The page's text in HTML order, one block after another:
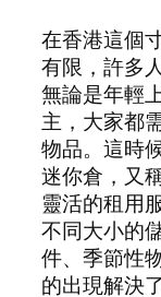
在香港這個
有限，許多
無論是年輕
主，大家都
物品。這時
迷你倉，又
靈活的租用
不同大小的
件、季節性
的出現解決